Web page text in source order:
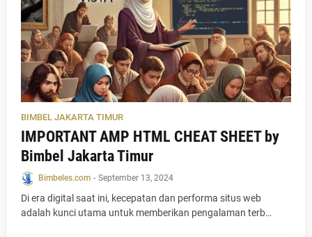
BIMBEL JAKARTA TIMUR
IMPORTANT AMP HTML CHEAT SHEET by
Bimbel Jakarta Timur
Bimbeles.com - September 13, 2024
Di era digital saat ini, kecepatan dan performa situs web
adalah kunci utama untuk memberikan pengalaman terb…